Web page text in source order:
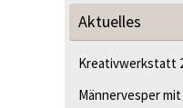
Aktuelles
Kreativwerkstatt
Männervesper